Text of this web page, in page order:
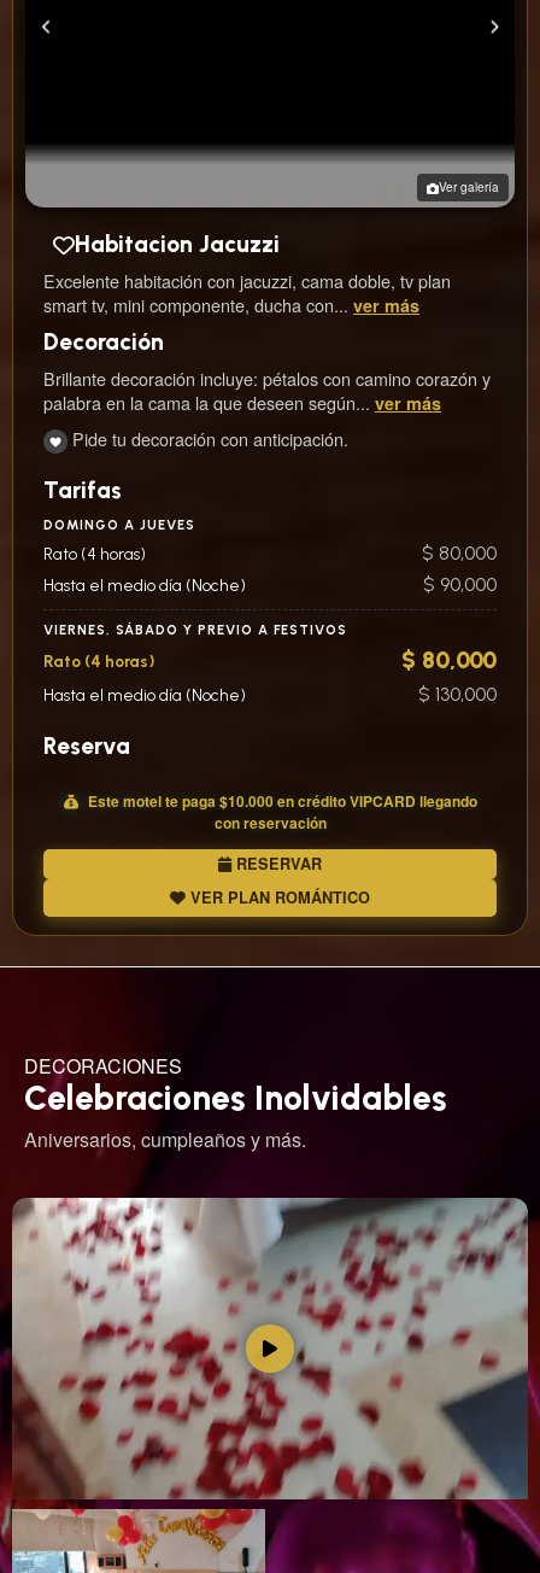
Ver galería
Habitacion Jacuzzi
Excelente habitación con jacuzzi, cama doble, tv plan
smart tv, mini componente, ducha con... ver más
Decoración
Brillante decoración incluye: pétalos con camino corazón y
palabra en la cama la que deseen según... ver más
Pide tu decoración con anticipación.
Tarifas
DOMINGO A JUEVES
Rato (4 horas) $ 80,000
Hasta el medio día (Noche) $ 90,000
VIERNES, SÁBADO Y PREVIO A FESTIVOS
Rato (4 horas) $ 80,000
Hasta el medio día (Noche) $ 130,000
Reserva
Este motel te paga$10.000en créditoVIPCARD llegando
con reservación
RESERVAR
VER PLAN ROMÁNTICO
DECORACIONES
Celebraciones Inolvidables
Aniversarios, cumpleaños y más.